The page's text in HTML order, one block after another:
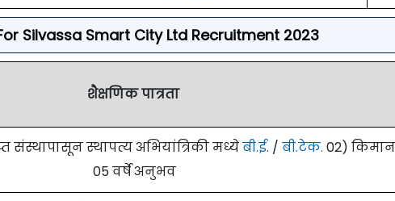
Silvassa Smart City Ltd Recruitment 2023
शैक्षणिक पात्रता
संस्थापासून स्थापत्य अभियांत्रिकी मध्येबी.ई. / बी.टेक. 02) किमान
05 वर्षे अनुभव